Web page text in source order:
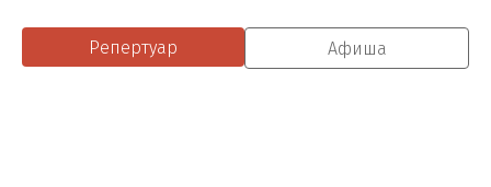
Репертуар Афиша